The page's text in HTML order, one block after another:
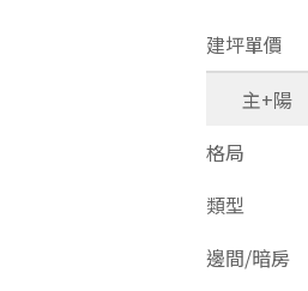
建坪單價
主+陽
格局
類型
邊間/暗房